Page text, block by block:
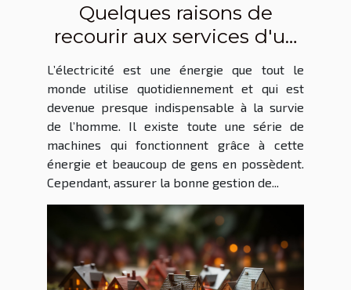
Quelques raisons de
recourir aux services d'un
entrepreneur général en
électricité
L’électricité est une énergie que tout le
monde utilise quotidiennement et qui est
devenue presque indispensable à la survie
de l’homme. Il existe toute une série de
machines qui fonctionnent grâce à cette
énergie et beaucoup de gens en possèdent.
Cependant, assurer la bonne gestion de...